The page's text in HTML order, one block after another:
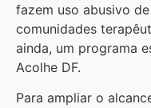
fazem uso abusivo
comunidades
ainda, um programa
Acolhe DF.
Para ampliar o